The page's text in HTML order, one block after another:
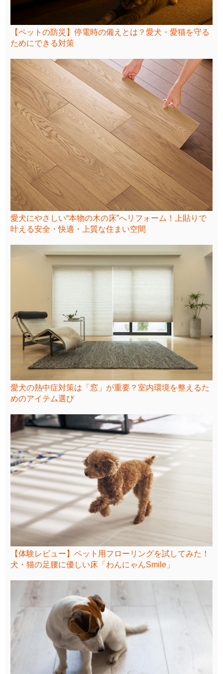
【ペットの防災】停電時の備えとは？愛犬・愛猫を守る
ためにできる対策
愛犬にやさしい“本物の木の床”へリフォーム！上貼りで
叶える安全・快適・上質な住まい空間
愛犬の熱中症対策は「窓」が重要？室内環境を整えるた
めのアイテム選び
【体験レビュー】ペット用フローリングを試してみた！
犬・猫の足腰に優しい床「わんにゃんSmile」